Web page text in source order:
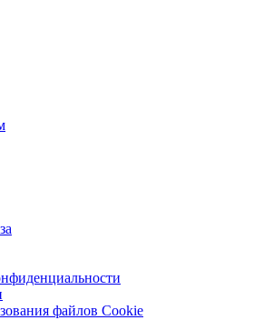
файлов Cookie